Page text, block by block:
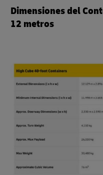
Dimensiones del
12 metros